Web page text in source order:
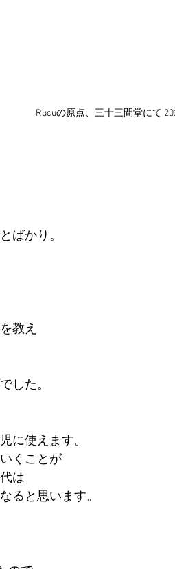
Rucuの原点、三十三間堂にて
ばかり。
教え
した。
に使えます。
くことが
は
ると思います。